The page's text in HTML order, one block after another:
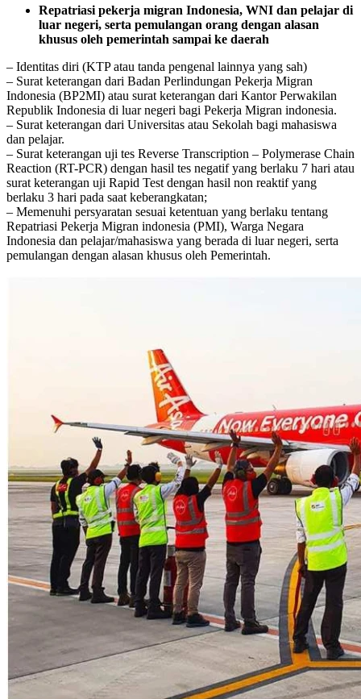
Repatriasi pekerja migran Indonesia, WNI dan pelajar di
luar negeri, serta pemulangan orang dengan alasan
khusus oleh pemerintah sampai ke daerah
– Identitas diri (KTP atau tanda pengenal lainnya yang sah)
– Surat keterangan dari Badan Perlindungan Pekerja Migran
Indonesia (BP2MI) atau surat keterangan dari Kantor Perwakilan
Republik Indonesia di luar negeri bagi Pekerja Migran indonesia.
– Surat keterangan dari Universitas atau Sekolah bagi mahasiswa
dan pelajar.
– Surat keterangan uji tes Reverse Transcription – Polymerase Chain
Reaction (RT-PCR) dengan hasil tes negatif yang berlaku 7 hari atau
surat keterangan uji Rapid Test dengan hasil non reaktif yang
berlaku 3 hari pada saat keberangkatan;
– Memenuhi persyaratan sesuai ketentuan yang berlaku tentang
Repatriasi Pekerja Migran indonesia (PMI), Warga Negara
Indonesia dan pelajar/mahasiswa yang berada di luar negeri, serta
pemulangan dengan alasan khusus oleh Pemerintah.